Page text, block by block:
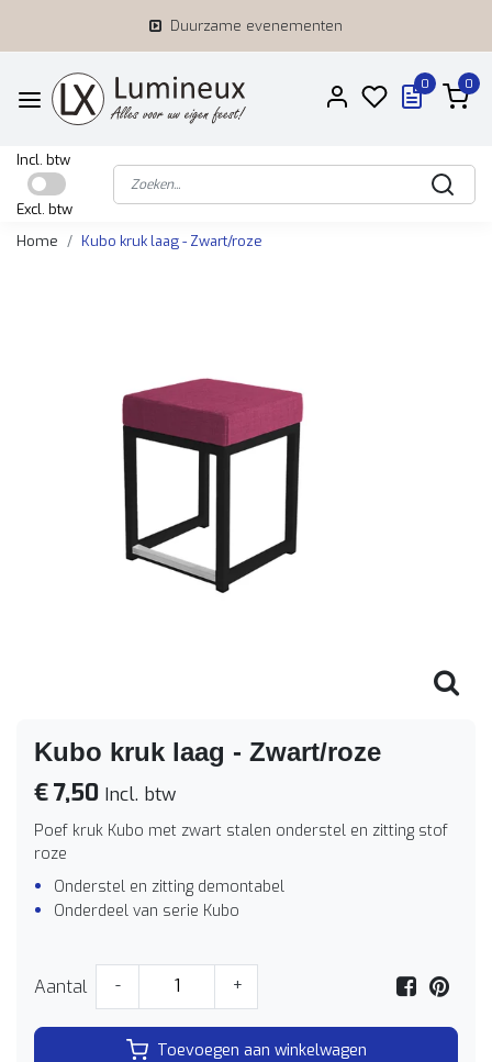
Duurzame evenementen
0 0
Incl. btw
Excl. btw
Home
Kubo kruk laag - Zwart/roze
Kubo kruk laag - Zwart/roze
€ 7,50 Incl. btw
Poef kruk Kubo met zwart stalen onderstel en zitting stof
roze
Onderstel en zitting demontabel
Onderdeel van serie Kubo
Aantal - +
Toevoegen aan winkelwagen